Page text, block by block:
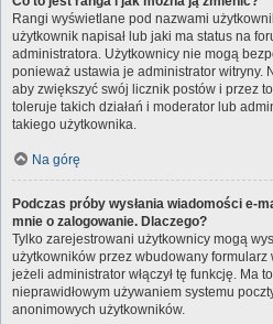
Rangi wyświetlane pod nazwami
użytkownik napisał lub jaki ma status na
administratora. Użytkownicy nie mogą
ponieważ ustawia je administrator witryny.
aby zwiększyć swój licznik postów i przez
toleruje takich działań i moderator lub
takiego użytkownika.
Na górę
Podczas próby wysłania wiadomości e-
mnie o zalogowanie. Dlaczego?
Tylko zarejestrowani użytkownicy mogą
użytkowników przez wbudowany formularz
jeżeli administrator włączył tę funkcję. Ma
nieprawidłowym używaniem systemu
anonimowych użytkowników.